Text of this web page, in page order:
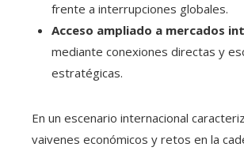
frente a interrupciones globales.
Acceso ampliado a mercados
mediante conexiones directas y
estratégicas.
En un escenario internacional
vaivenes económicos y retos en la